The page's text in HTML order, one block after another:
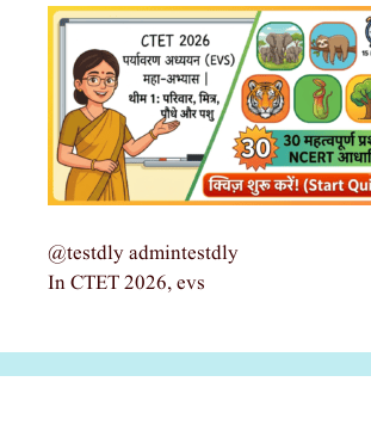
@testdly admintestdly
In CTET 2026, evs